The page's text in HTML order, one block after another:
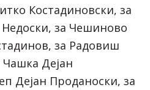
Костадиновски, за
за Чешиново
за Радовиш
Дејан
Дејан Проданоски, за